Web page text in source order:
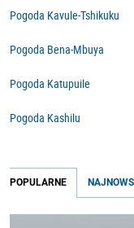
Pogoda Kavule-Tshikuku
Pogoda Bena-Mbuya
Pogoda Katupuile
Pogoda Kashilu
POPULARNE